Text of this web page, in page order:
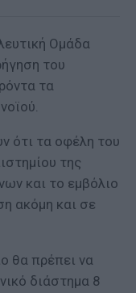
Ομάδα
του
τα
ότι τα οφέλη του
της
και το εμβόλιο
ακόμη και σε
θα πρέπει να
διάστημα 8